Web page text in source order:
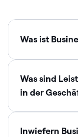
Was ist
Was sind
in der
Inwiefern